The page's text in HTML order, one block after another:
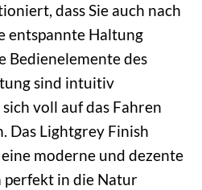
dass Sie auch nach
entspannte Haltung
Bedienelemente des
sind intuitiv
voll auf das Fahren
Das Lightgrey Finish
eine moderne und dezente
perfekt in die Natur